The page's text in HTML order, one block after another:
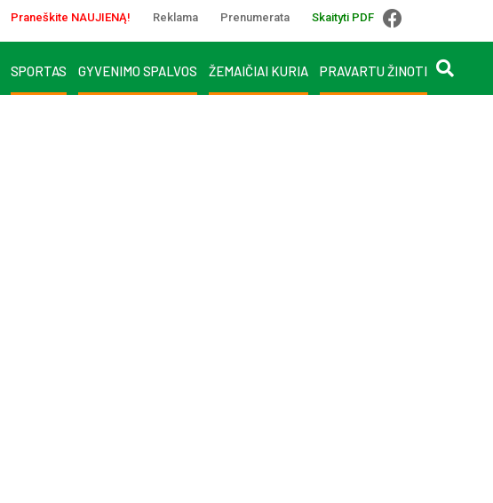
Praneškite NAUJIENĄ! Reklama Prenumerata Skaityti PDF
SPORTAS GYVENIMO SPALVOS ŽEMAIČIAI KURIA PRAVARTU ŽINOTI